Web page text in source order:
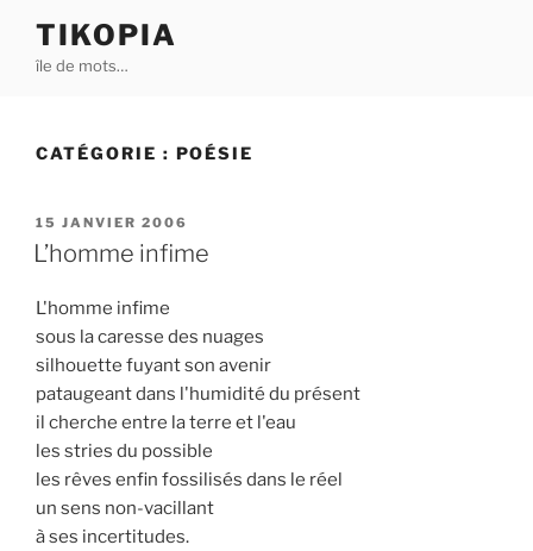
contenu
TIKOPIA
île de mots…
CATÉGORIE : POÉSIE
PUBLIÉ
LE
15 JANVIER 2006
L’homme infime
L'homme infime
sous la caresse des nuages
silhouette fuyant son avenir
pataugeant dans l'humidité du présent
il cherche entre la terre et l'eau
les stries du possible
les rêves enfin fossilisés dans le réel
un sens non-vacillant
à ses incertitudes.